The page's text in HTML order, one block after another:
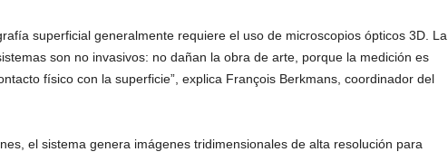
superficial generalmente requiere el uso de microscopios ópticos 3D. La
son no invasivos: no dañan la obra de arte, porque la medición es
físico con la superficie”, explica François Berkmans, coordinador del
el sistema genera imágenes tridimensionales de alta resolución para